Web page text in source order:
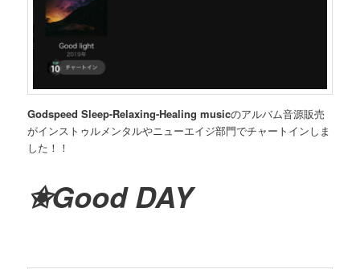
Godspeed Sleep-Relaxing-Healing musicのアルバム音源販売
がインストゥルメンタルやニューエイジ部門でチャートインしま
した！！
✬Good DAY